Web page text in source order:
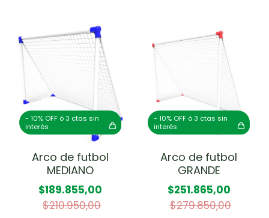
- 10% OFF ó 3 ctas sin
interés
Arco de futbol
MEDIANO
$189.855,00
$210.950,00
- 10% OFF ó 3 ctas sin
interés
Arco de futbol
GRANDE
$251.865,00
$279.850,00